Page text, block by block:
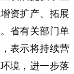
资扩产、拓展
省有关部门单
表示将持续营
境，进一步落